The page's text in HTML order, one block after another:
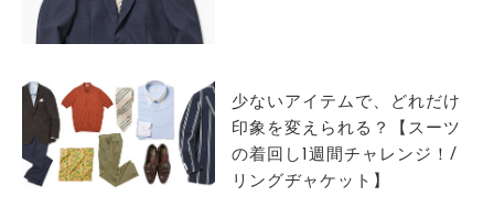
少ないアイテムで、どれだけ
印象を変えられる？【スーツ
の着回し1週間チャレンジ！/
リングヂャケット】